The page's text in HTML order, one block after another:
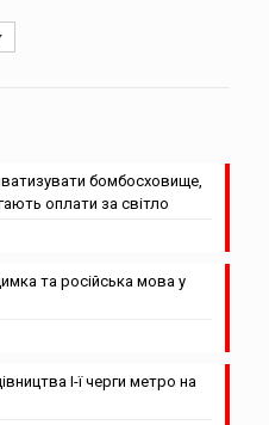
бомбосховище,
оплати за світло
та російська мова у
І-ї черги метро на